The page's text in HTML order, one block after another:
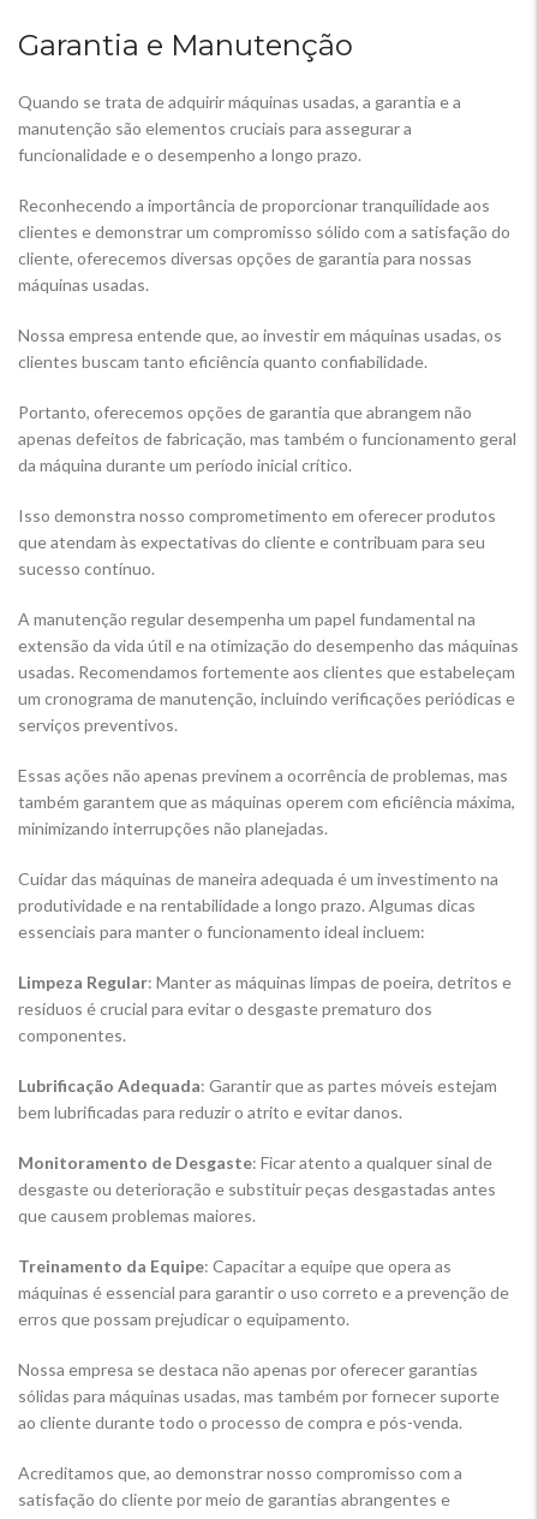
Garantia e Manutenção
Quando se trata de adquirir máquinas usadas, a garantia e a
manutenção são elementos cruciais para assegurar a
funcionalidade e o desempenho a longo prazo.
Reconhecendo a importância de proporcionar tranquilidade aos
clientes e demonstrar um compromisso sólido com a satisfação do
cliente, oferecemos diversas opções de garantia para nossas
máquinas usadas.
Nossa empresa entende que, ao investir em máquinas usadas, os
clientes buscam tanto eficiência quanto confiabilidade.
Portanto, oferecemos opções de garantia que abrangem não
apenas defeitos de fabricação, mas também o funcionamento geral
da máquina durante um período inicial crítico.
Isso demonstra nosso comprometimento em oferecer produtos
que atendam às expectativas do cliente e contribuam para seu
sucesso contínuo.
A manutenção regular desempenha um papel fundamental na
extensão da vida útil e na otimização do desempenho das máquinas
usadas. Recomendamos fortemente aos clientes que estabeleçam
um cronograma de manutenção, incluindo verificações periódicas e
serviços preventivos.
Essas ações não apenas previnem a ocorrência de problemas, mas
também garantem que as máquinas operem com eficiência máxima,
minimizando interrupções não planejadas.
Cuidar das máquinas de maneira adequada é um investimento na
produtividade e na rentabilidade a longo prazo. Algumas dicas
essenciais para manter o funcionamento ideal incluem:
Limpeza Regular: Manter as máquinas limpas de poeira, detritos e
resíduos é crucial para evitar o desgaste prematuro dos
componentes.
Lubrificação Adequada: Garantir que as partes móveis estejam
bem lubrificadas para reduzir o atrito e evitar danos.
Monitoramento de Desgaste: Ficar atento a qualquer sinal de
desgaste ou deterioração e substituir peças desgastadas antes
que causem problemas maiores.
Treinamento da Equipe: Capacitar a equipe que opera as
máquinas é essencial para garantir o uso correto e a prevenção de
erros que possam prejudicar o equipamento.
Nossa empresa se destaca não apenas por oferecer garantias
sólidas para máquinas usadas, mas também por fornecer suporte
ao cliente durante todo o processo de compra e pós-venda.
Acreditamos que, ao demonstrar nosso compromisso com a
satisfação do cliente por meio de garantias abrangentes e